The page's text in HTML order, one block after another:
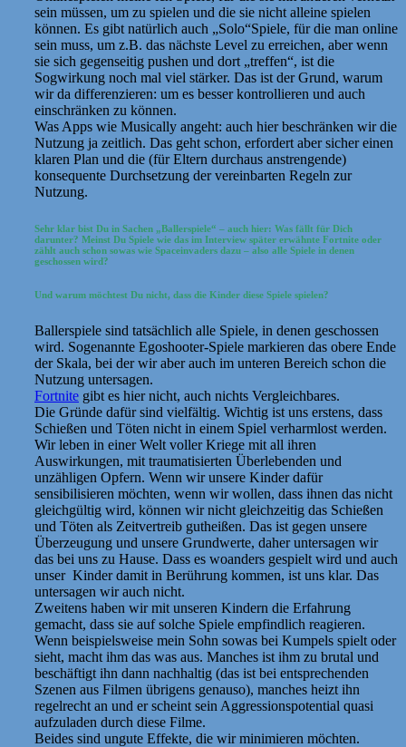
sein müssen, um zu spielen und die sie nicht alleine spielen
können. Es gibt natürlich auch „Solo“Spiele, für die man online
sein muss, um z.B. das nächste Level zu erreichen, aber wenn
sie sich gegenseitig pushen und dort „treffen“, ist die
Sogwirkung noch mal viel stärker. Das ist der Grund, warum
wir da differenzieren: um es besser kontrollieren und auch
einschränken zu können.
Was Apps wie Musically angeht: auch hier beschränken wir die
Nutzung ja zeitlich. Das geht schon, erfordert aber sicher einen
klaren Plan und die (für Eltern durchaus anstrengende)
konsequente Durchsetzung der vereinbarten Regeln zur
Nutzung.
Sehr klar bist Du in Sachen „Ballerspiele“ – auch hier: Was fällt für Dich
darunter? Meinst Du Spiele wie das im Interview später erwähnte Fortnite oder
zählt auch schon sowas wie Spaceinvaders dazu – also alle Spiele in denen
geschossen wird?
Und warum möchtest Du nicht, dass die Kinder diese Spiele spielen?
Ballerspiele sind tatsächlich alle Spiele, in denen geschossen
wird. Sogenannte Egoshooter-Spiele markieren das obere Ende
der Skala, bei der wir aber auch im unteren Bereich schon die
Nutzung untersagen.
Fortnite gibt es hier nicht, auch nichts Vergleichbares.
Die Gründe dafür sind vielfältig. Wichtig ist uns erstens, dass
Schießen und Töten nicht in einem Spiel verharmlost werden.
Wir leben in einer Welt voller Kriege mit all ihren
Auswirkungen, mit traumatisierten Überlebenden und
unzähligen Opfern. Wenn wir unsere Kinder dafür
sensibilisieren möchten, wenn wir wollen, dass ihnen das nicht
gleichgültig wird, können wir nicht gleichzeitig das Schießen
und Töten als Zeitvertreib gutheißen. Das ist gegen unsere
Überzeugung und unsere Grundwerte, daher untersagen wir
das bei uns zu Hause. Dass es woanders gespielt wird und auch
unser Kinder damit in Berührung kommen, ist uns klar. Das
untersagen wir auch nicht.
Zweitens haben wir mit unseren Kindern die Erfahrung
gemacht, dass sie auf solche Spiele empfindlich reagieren.
Wenn beispielsweise mein Sohn sowas bei Kumpels spielt oder
sieht, macht ihm das was aus. Manches ist ihm zu brutal und
beschäftigt ihn dann nachhaltig (das ist bei entsprechenden
Szenen aus Filmen übrigens genauso), manches heizt ihn
regelrecht an und er scheint sein Aggressionspotential quasi
aufzuladen durch diese Filme.
Beides sind ungute Effekte, die wir minimieren möchten.